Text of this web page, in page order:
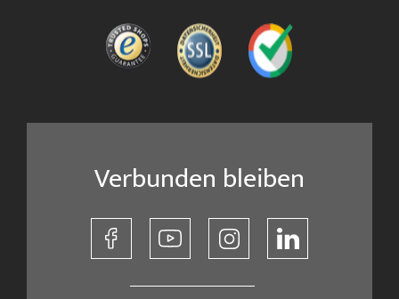
Verbunden bleiben